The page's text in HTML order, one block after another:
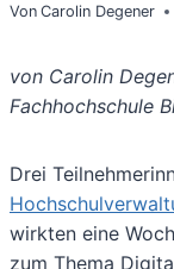
Von Carolin Degener
von Carolin
Fachhochschule
Drei
wirkten eine
zum Thema